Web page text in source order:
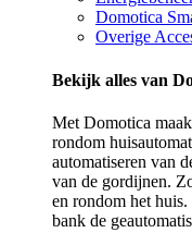
Domotica
Overige
Bekijk alles van
Met Domotica
rondom
automatiseren van
van de gordijnen.
en rondom het
bank de